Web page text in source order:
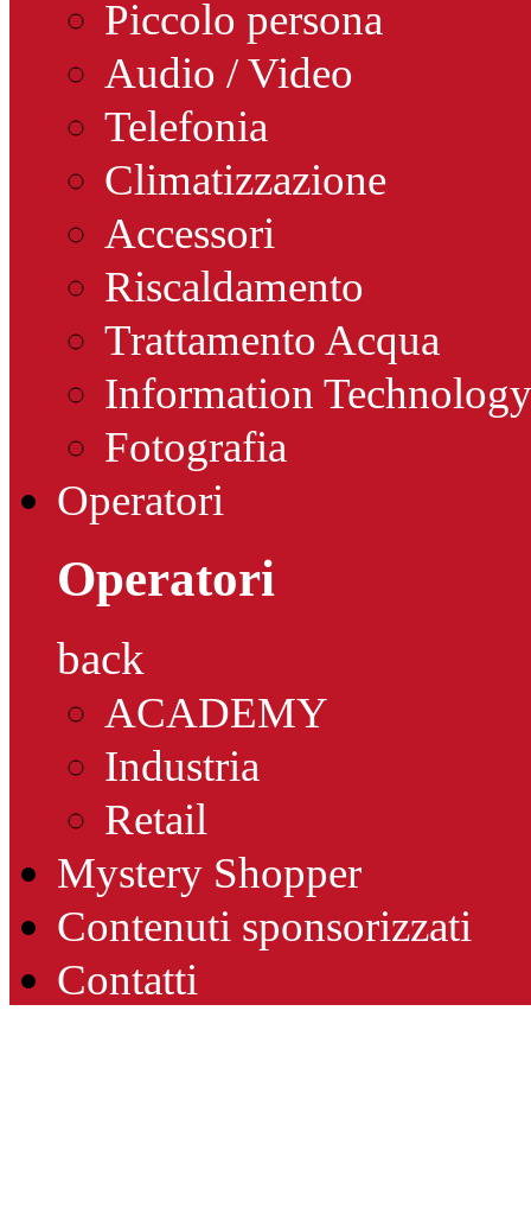
Piccolo persona
Audio / Video
Telefonia
Climatizzazione
Accessori
Riscaldamento
Trattamento Acqua
Information Technology
Fotografia
Operatori
Operatori
back
ACADEMY
Industria
Retail
Mystery Shopper
Contenuti sponsorizzati
Contatti